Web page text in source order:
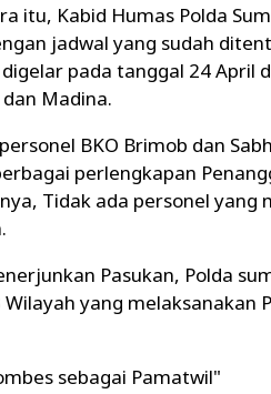
itu, Kabid Humas Polda
jadwal yang sudah
pada tanggal 24 April
Madina.
BKO Brimob dan
perlengkapan
Tidak ada personel
Pasukan, Polda
Wilayah yang
sebagai Pamatwil"